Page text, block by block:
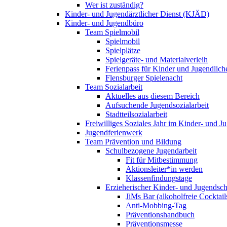
Wer ist zuständig?
Kinder- und Jugendärztlicher Dienst (KJÄD)
Kinder- und Jugendbüro
Team Spielmobil
Spielmobil
Spielplätze
Spielgeräte- und Materialverleih
Ferienpass für Kinder und
Flensburger Spielenacht
Team Sozialarbeit
Aktuelles aus diesem Bereich
Aufsuchende Jugendsozialarbeit
Stadtteilsozialarbeit
Freiwilliges Soziales Jahr im Kinder- und
Jugendferienwerk
Team Prävention und Bildung
Schulbezogene Jugendarbeit
Fit für Mitbestimmung
Aktionsleiter*in werden
Klassenfindungstage
Erzieherischer Kinder- und
JiMs Bar (alkoholfreie
Anti-Mobbing-Tag
Präventionshandbuch
Präventionsmesse